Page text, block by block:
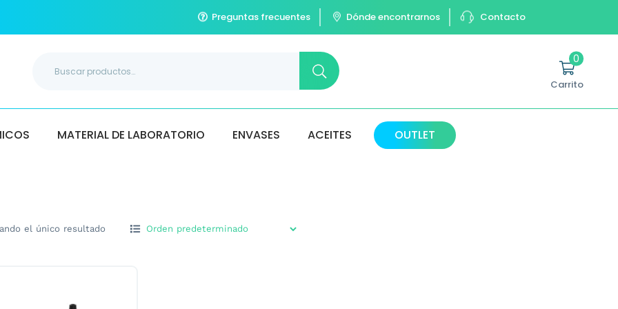
Preguntas frecuentes Dónde encontrarnos Contacto
MATERIAL DE LABORATORIO ENVASES ACEITES OUTLET
0
Carrito
el único resultado